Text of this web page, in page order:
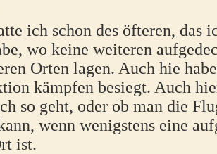
ich schon des öfteren, das
wo keine weiteren
Orten lagen. Auch hie
kämpfen besiegt. Auch
so geht, oder ob man die
wenn wenigstens eine
ist.